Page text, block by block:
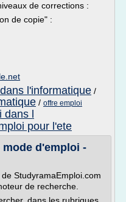
de corrections :
de copie" :
l'informatique /
/ offre emploi
l
pour l'ete
mode d'emploi -
StudyramaEmploi.com
de recherche.